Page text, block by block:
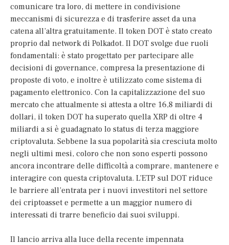
comunicare tra loro, di mettere in condivisione
meccanismi di sicurezza e di trasferire asset da una
catena all’altra gratuitamente. Il token DOT è stato creato
proprio dal network di Polkadot. Il DOT svolge due ruoli
fondamentali: è stato progettato per partecipare alle
decisioni di governance, compresa la presentazione di
proposte di voto, e inoltre è utilizzato come sistema di
pagamento elettronico. Con la capitalizzazione del suo
mercato che attualmente si attesta a oltre 16,8 miliardi di
dollari, il token DOT ha superato quella XRP di oltre 4
miliardi a si è guadagnato lo status di terza maggiore
criptovaluta. Sebbene la sua popolarità sia cresciuta molto
negli ultimi mesi, coloro che non sono esperti possono
ancora incontrare delle difficoltà a comprare, mantenere e
interagire con questa criptovaluta. L’ETP sul DOT riduce
le barriere all’entrata per i nuovi investitori nel settore
dei criptoasset e permette a un maggior numero di
interessati di trarre beneficio dai suoi sviluppi.
Il lancio arriva alla luce della recente impennata